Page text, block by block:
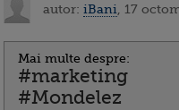
autor: iBani , 17
Mai multe despre:
#marketing
#Mondelez